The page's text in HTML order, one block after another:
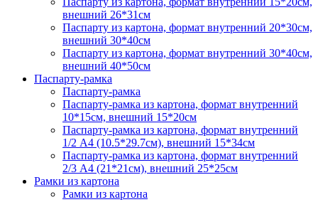
внешний 26*31см
Паспарту из картона, формат внутренний 20*30см,
внешний 30*40см
Паспарту из картона, формат внутренний 30*40см,
внешний 40*50см
Паспарту-рамка
Паспарту-рамка
Паспарту-рамка из картона, формат внутренний
10*15см, внешний 15*20см
Паспарту-рамка из картона, формат внутренний
1/2 А4 (10.5*29.7см), внешний 15*34см
Паспарту-рамка из картона, формат внутренний
2/3 А4 (21*21см), внешний 25*25см
Рамки из картона
Рамки из картона